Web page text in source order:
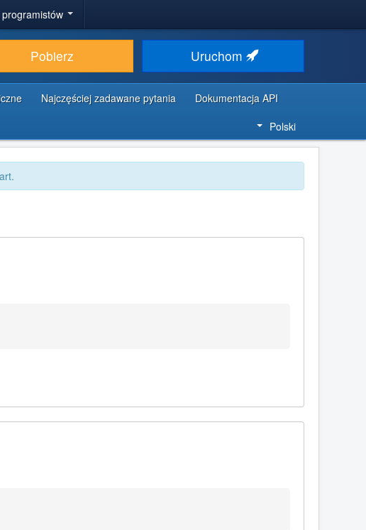
Pobierz Uruchom
Najczęściej zadawane pytania
Dokumentacja API
Polski